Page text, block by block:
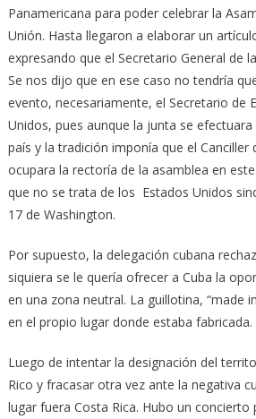
Panamericana para poder celebrar la
Unión. Hasta llegaron a elaborar un
expresando que el Secretario General de
Se nos dijo que en ese caso no tendría
evento, necesariamente, el Secretario de
Unidos, pues aunque la junta se
país y la tradición imponía que el Canciller
ocupara la rectoría de la asamblea en
que no se trata de los Estados Unidos
17 de Washington.
Por supuesto, la delegación cubana
siquiera se le quería ofrecer a Cuba la
en una zona neutral. La guillotina, “made
en el propio lugar donde estaba fabricada.
Luego de intentar la designación del
Rico y fracasar otra vez ante la negativa
lugar fuera Costa Rica. Hubo un concierto